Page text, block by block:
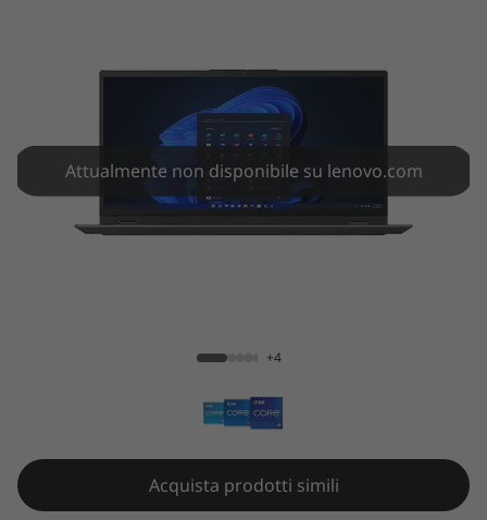
G
7
Attualmente non disponibile su lenovo.com
+4
Acquista prodotti simili